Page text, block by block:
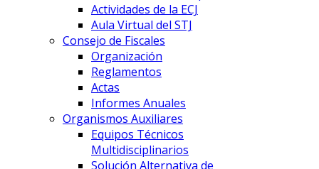
Actividades de la ECJ
Aula Virtual del STJ
Consejo de Fiscales
Organización
Reglamentos
Actas
Informes Anuales
Organismos Auxiliares
Equipos Técnicos
Multidisciplinarios
Solución Alternativa de